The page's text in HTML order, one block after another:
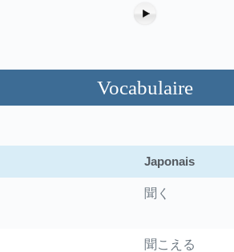
Vocabulaire
Japonais
聞く
聞こえる